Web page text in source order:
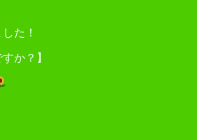
た！
か？】